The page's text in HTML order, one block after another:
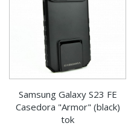
Samsung Galaxy S23 FE
Casedora "Armor" (black)
tok